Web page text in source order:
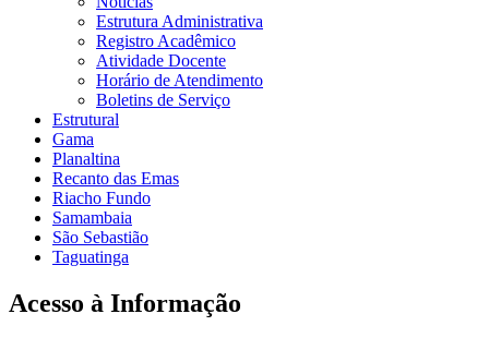
Estrutura Administrativa
Registro Acadêmico
Atividade Docente
Horário de Atendimento
Boletins de Serviço
Estrutural
Gama
Planaltina
Recanto das Emas
Riacho Fundo
Samambaia
São Sebastião
Taguatinga
Acesso à Informação